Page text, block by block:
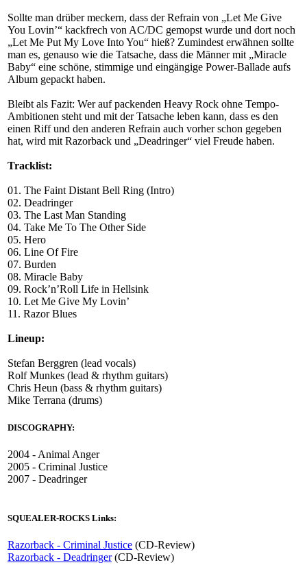
Sollte man drüber meckern, dass der Refrain von „Let Me Give
You Lovin’“ kackfrech von AC/DC gemopst wurde und dort noch
„Let Me Put My Love Into You“ hieß? Zumindest erwähnen sollte
man es, genauso wie die Tatsache, dass die Männer mit „Miracle
Baby“ eine schöne, stimmige und eingängige Power-Ballade aufs
Album gepackt haben.
Bleibt als Fazit: Wer auf packenden Heavy Rock ohne Tempo-
Ambitionen steht und mit der Tatsache leben kann, dass es den
einen Riff und den anderen Refrain auch vorher schon gegeben
hat, wird mit Razorback und „Deadringer“ viel Freude haben.
Tracklist:
01. The Faint Distant Bell Ring (Intro)
02. Deadringer
03. The Last Man Standing
04. Take Me To The Other Side
05. Hero
06. Line Of Fire
07. Burden
08. Miracle Baby
09. Rock’n’Roll Life in Hellsink
10. Let Me Give My Lovin’
11. Razor Blues
Lineup:
Stefan Berggren (lead vocals)
Rolf Munkes (lead & rhythm guitars)
Chris Heun (bass & rhythm guitars)
Mike Terrana (drums)
DISCOGRAPHY:
2004 - Animal Anger
2005 - Criminal Justice
2007 - Deadringer
SQUEALER-ROCKS Links:
Razorback - Criminal Justice (CD-Review)
Razorback - Deadringer(CD-Review)